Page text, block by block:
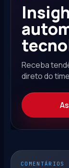
Receba
direto do
COMENTÁRIOS